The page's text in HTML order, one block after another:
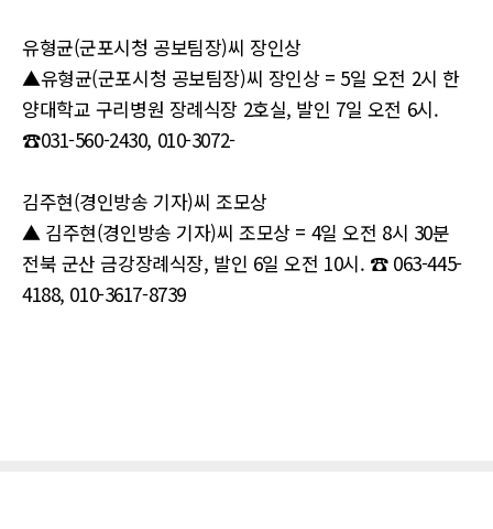
유형균(군포시청 공보팀장)씨 장인상
▲유형균(군포시청 공보팀장)씨 장인상 = 5일 오전 2시 한
양대학교 구리병원 장례식장 2호실, 발인 7일 오전 6시.
☎031-560-2430, 010-3072-
김주현(경인방송 기자)씨 조모상
▲ 김주현(경인방송 기자)씨 조모상 = 4일 오전 8시 30분
전북 군산 금강장례식장, 발인 6일 오전 10시. ☎ 063-445-
4188, 010-3617-8739